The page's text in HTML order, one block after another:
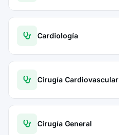
Cardiología
Cirugía Cardiovascular
Cirugía General